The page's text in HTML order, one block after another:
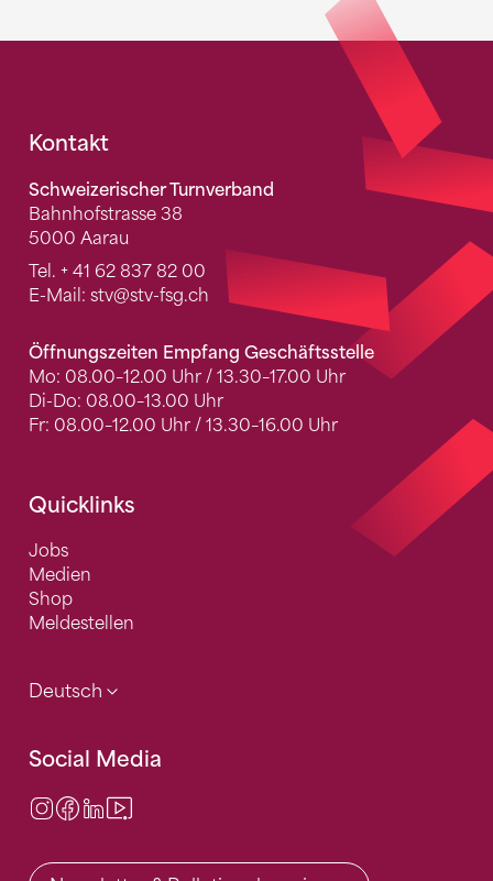
Fusszeile
Kontakt
Schweizerischer Turnverband
Bahnhofstrasse 38
5000 Aarau
Tel. + 41 62 837 82 00
E-Mail: stv@stv-fsg.ch
Öffnungszeiten Empfang Geschäftsstelle
Mo: 08.00–12.00 Uhr / 13.30–17.00 Uhr
Di-Do: 08.00–13.00 Uhr
Fr: 08.00–12.00 Uhr / 13.30–16.00 Uhr
Quicklinks
Jobs
Medien
Shop
Meldestellen
Deutsch
Social Media
Instagram
Facebook
LinkedIn